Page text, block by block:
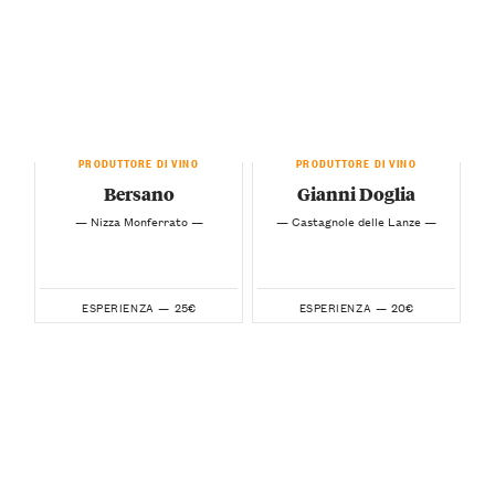
PRODUTTORE DI VINO
Bersano
— Nizza Monferrato —
ESPERIENZA — 25€
PRODUTTORE DI VINO
Gianni Doglia
— Castagnole delle Lanze —
ESPERIENZA — 20€